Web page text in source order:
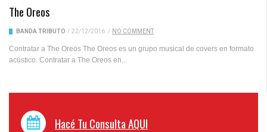
The Oreos
BANDA TRIBUTO / 22/12/2016 / NO COMMENT
Contratar a The Oreos The Oreos es un grupo musical de covers en formato
acústico. Contratar a The Oreos en...
Hacé Tu Consulta AQUI